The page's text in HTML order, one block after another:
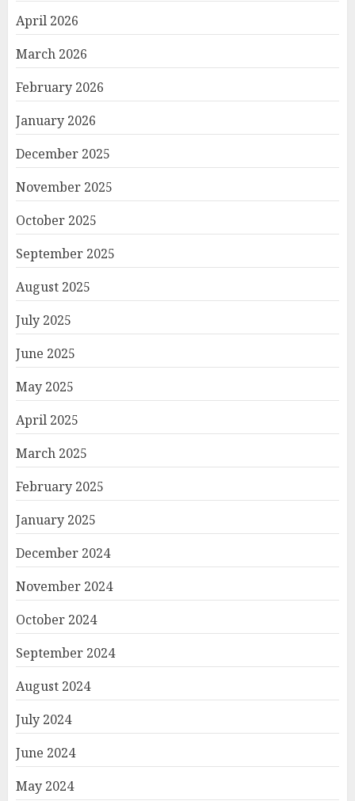
April 2026
March 2026
February 2026
January 2026
December 2025
November 2025
October 2025
September 2025
August 2025
July 2025
June 2025
May 2025
April 2025
March 2025
February 2025
January 2025
December 2024
November 2024
October 2024
September 2024
August 2024
July 2024
June 2024
May 2024